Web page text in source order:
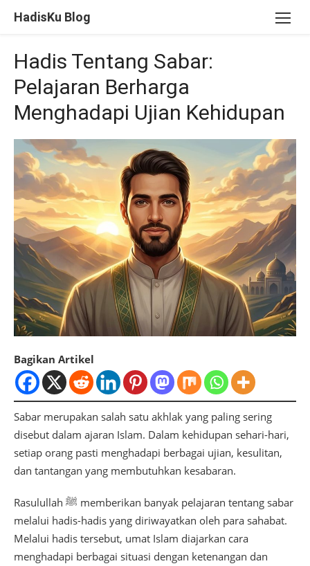
HadisKu Blog
Hadis Tentang Sabar:
Pelajaran Berharga
Menghadapi Ujian Kehidupan
Bagikan Artikel
Sabar merupakan salah satu akhlak yang paling sering
disebut dalam ajaran Islam. Dalam kehidupan sehari-hari,
setiap orang pasti menghadapi berbagai ujian, kesulitan,
dan tantangan yang membutuhkan kesabaran.
Rasulullah ﷺ memberikan banyak pelajaran tentang sabar
melalui hadis-hadis yang diriwayatkan oleh para sahabat.
Melalui hadis tersebut, umat Islam diajarkan cara
menghadapi berbagai situasi dengan ketenangan dan